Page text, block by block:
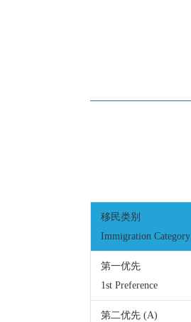
移民类别
Immigration Category
第一优先
1st Preference
第二优先 (A)